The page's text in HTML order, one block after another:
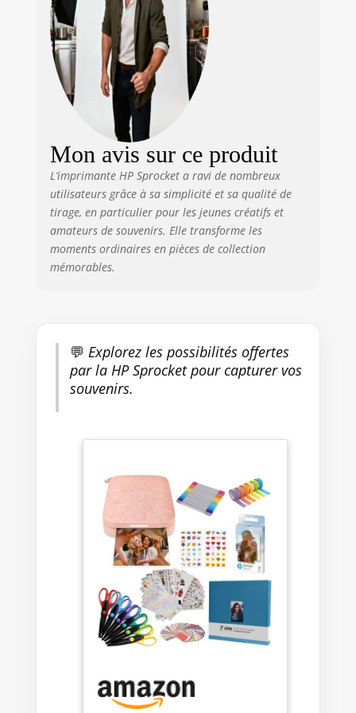
MOMENTS - Partagez des
albums photo personnalisés
avec des amis à l'aide de
l'application HP Sprocket et
continuez de vous amuser
Mon avis sur ce produit
L’imprimante HP Sprocket a ravi de nombreux
utilisateurs grâce à sa simplicité et sa qualité de
tirage, en particulier pour les jeunes créatifs et
amateurs de souvenirs. Elle transforme les
moments ordinaires en pièces de collection
mémorables.
💬 Explorez les possibilités offertes
par la HP Sprocket pour capturer vos
souvenirs.